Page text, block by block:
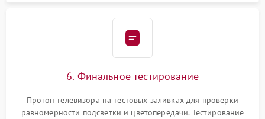
6. Финальное тестирование
Прогон телевизора на тестовых заливках для проверки
равномерности подсветки и цветопередачи. Тестирование